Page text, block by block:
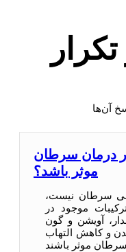
آن‌ها
درمان سرطان
موثر باشد؟
سرطان نیست،
موجود در
آویشن و گون
و کاهش التهاب